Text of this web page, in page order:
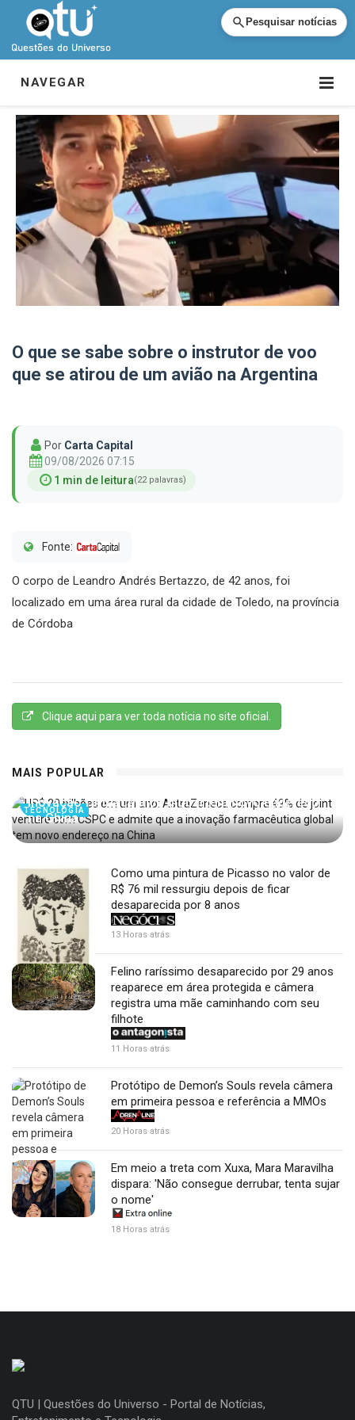
Pesquisar notícias
NAVEGAR
O que se sabe sobre o instrutor de voo
que se atirou de um avião na Argentina
Por Carta Capital
09/08/2026 07:15
1 min de leitura(22 palavras)
Fonte:
O corpo de Leandro Andrés Bertazzo, de 42 anos, foi
localizado em uma área rural da cidade de Toledo, na província
de Córdoba
Clique aqui para ver toda notícia no site oficial.
MAIS POPULAR
TECNOLOGIA
US$ 20 bilhões em um ano: AstraZeneca compra
inovação farmacêutica global tem novo endereço
na China
Como uma pintura de Picasso no valor de
R$ 76 mil ressurgiu depois de ficar
desaparecida por 8 anos
13 Horas atrás
Felino raríssimo desaparecido por 29 anos
reaparece em área protegida e câmera
registra uma mãe caminhando com seu
filhote
11 Horas atrás
Protótipo de Demon’s Souls revela câmera
em primeira pessoa e referência a MMOs
20 Horas atrás
Em meio a treta com Xuxa, Mara Maravilha
dispara: 'Não consegue derrubar, tenta sujar
o nome'
18 Horas atrás
QTU | Questões do Universo - Portal de Notícias,